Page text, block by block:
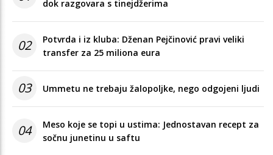
dok razgovara s tinejdžerima
02
Potvrda i iz kluba: Dženan Pejčinović pravi veliki
transfer za 25 miliona eura
03 Ummetu ne trebaju žalopoljke, nego odgojeni ljudi
04
Meso koje se topi u ustima: Jednostavan recept za
sočnu junetinu u saftu